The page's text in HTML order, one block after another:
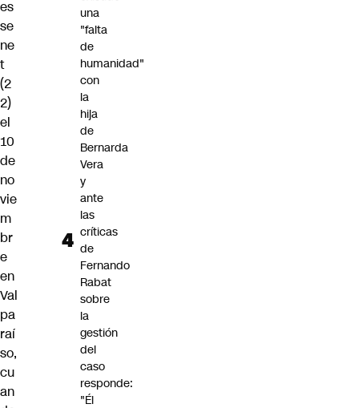
es
se
ne
t
(2
2)
el
10
de
no
vie
m
br
e
en
Val
pa
raí
so,
cu
an
una
"falta
de
humanidad"
con
la
hija
de
Bernarda
Vera
y
ante
las
críticas
de
Fernando
Rabat
sobre
la
gestión
del
caso
responde:
"Él